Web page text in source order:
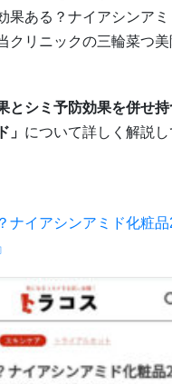
果ある？ナイアシンア
クリニックの三輪菜つ
とシミ予防効果を併せ
」 について詳しく解説
ナイアシンアミド化粧